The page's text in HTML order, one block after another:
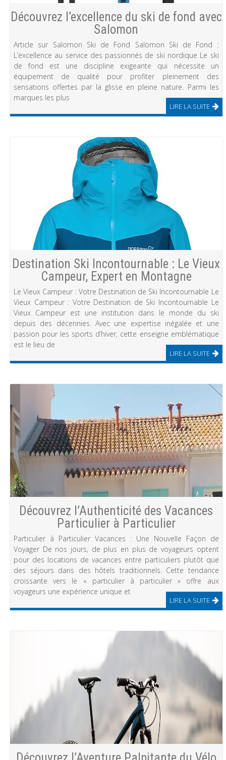
Découvrez l’excellence du ski de fond avec
Salomon
Article sur Salomon Ski de Fond Salomon Ski de Fond :
L’excellence au service des passionnés de ski nordique Le ski
de fond est une discipline exigeante qui nécessite un
équipement de qualité pour profiter pleinement des
sensations offertes par la glisse en pleine nature. Parmi les
marques les plus
LIRE LA SUITE
Destination Ski Incontournable : Le Vieux
Campeur, Expert en Montagne
Le Vieux Campeur : Votre Destination de Ski Incontournable Le
Vieux Campeur : Votre Destination de Ski Incontournable Le
Vieux Campeur est une institution dans le monde du ski
depuis des décennies. Avec une expertise inégalée et une
passion pour les sports d’hiver, cette enseigne emblématique
est le lieu de
LIRE LA SUITE
Découvrez l’Authenticité des Vacances
Particulier à Particulier
Particulier à Particulier Vacances : Une Nouvelle Façon de
Voyager De nos jours, de plus en plus de voyageurs optent
pour des locations de vacances entre particuliers plutôt que
des séjours dans des hôtels traditionnels. Cette tendance
croissante vers le « particulier à particulier » offre aux
voyageurs une expérience unique et
LIRE LA SUITE